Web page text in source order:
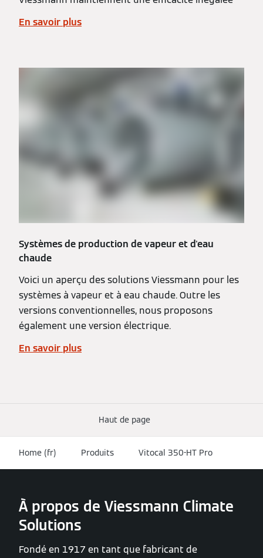
En savoir plus
Systèmes de production de vapeur et d'eau
chaude
Voici un aperçu des solutions Viessmann pour les
systèmes à vapeur et à eau chaude. Outre les
versions conventionnelles, nous proposons
également une version électrique.
En savoir plus
Haut de page
Home (fr) Produits Vitocal 350-HT Pro
À propos de Viessmann Climate
Solutions
Fondé en 1917 en tant que fabricant de